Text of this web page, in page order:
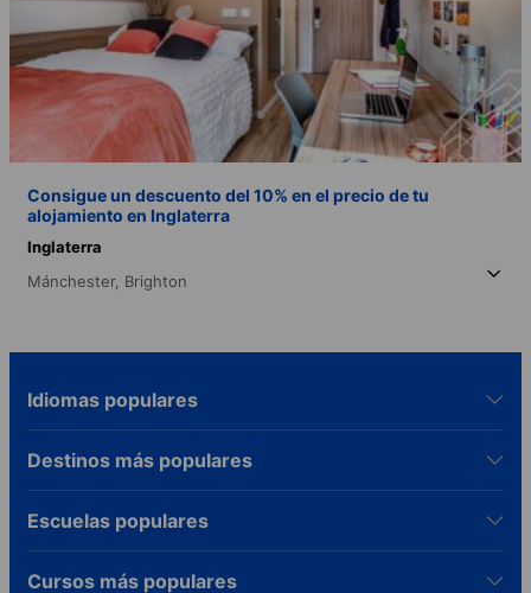
Consigue un descuento del 10% en el precio de tu
alojamiento en Inglaterra
Inglaterra
Mánchester, Brighton
Idiomas populares
Destinos más populares
Escuelas populares
Cursos más populares